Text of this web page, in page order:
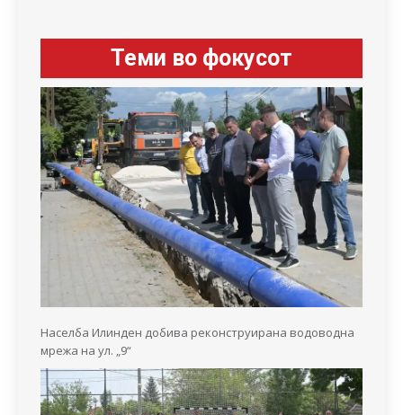
Теми во фокусот
Населба Илинден добива реконструирана водоводна
мрежа на ул. „9“